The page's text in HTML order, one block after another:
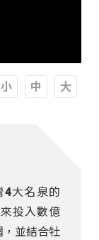
4大名泉的
投入數億
並結合牡